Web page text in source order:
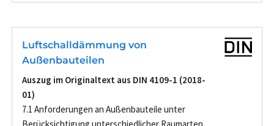
Luftschalldämmung von
Außenbauteilen
Auszug im Originaltext aus DIN 4109-1 (2018-
01)
7.1 Anforderungen an Außenbauteile unter
Berücksichtigung unterschiedlicher Raumarten